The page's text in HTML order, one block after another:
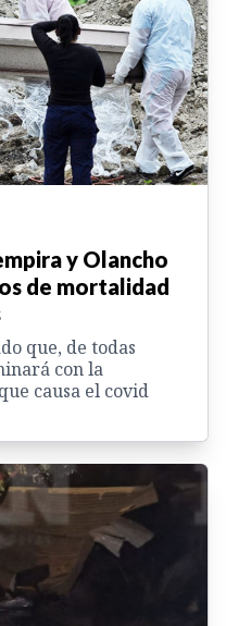
y Olancho
de mortalidad
que, de todas
con la
causa el covid